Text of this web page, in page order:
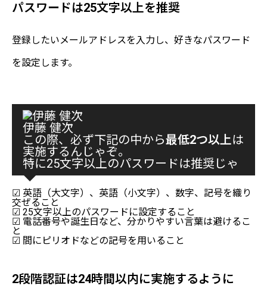
パスワードは25文字以上を推奨
登録したいメールアドレスを入力し、好きなパスワード
を設定します。
伊藤 健次
この際、必ず下記の中から最低2つ以上は
実施するんじゃぞ。
特に25文字以上のパスワードは推奨じゃ
☑ 英語（大文字）、英語（小文字）、数字、記号を織り
交ぜること
☑ 25文字以上のパスワードに設定すること
☑ 電話番号や誕生日など、分かりやすい言葉は避けるこ
と
☑ 間にピリオドなどの記号を用いること
2段階認証は24時間以内に実施するように